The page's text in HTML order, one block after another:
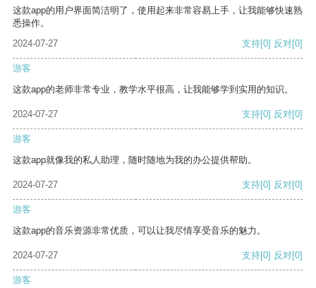
这款app的用户界面简洁明了，使用起来非常容易上手，让我能够快速熟
悉操作。
2024-07-27
支持[0] 反对[0]
游客
这款app的老师非常专业，教学水平很高，让我能够学到实用的知识。
2024-07-27 支持[0] 反对[0]
游客
这款app就像我的私人助理，随时随地为我的办公提供帮助。
2024-07-27 支持[0] 反对[0]
游客
这款app的音乐资源非常优质，可以让我尽情享受音乐的魅力。
2024-07-27 支持[0] 反对[0]
游客